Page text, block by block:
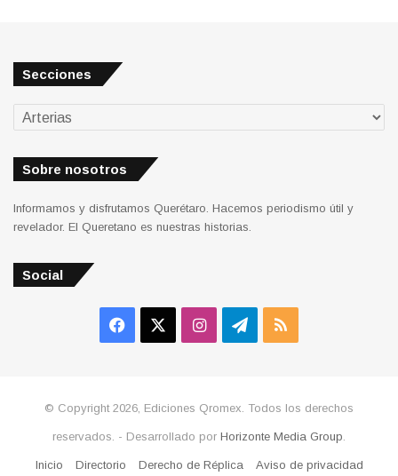
Secciones
Secciones
Sobre nosotros
Informamos y disfrutamos Querétaro. Hacemos periodismo útil y
revelador. El Queretano es nuestras historias.
Social
Facebook InstagramTelegram
RSS
© Copyright 2026, Ediciones Qromex. Todos los derechos
reservados. - Desarrollado por Horizonte Media Group
Inicio Directorio Derecho de Réplica Aviso de privacidad